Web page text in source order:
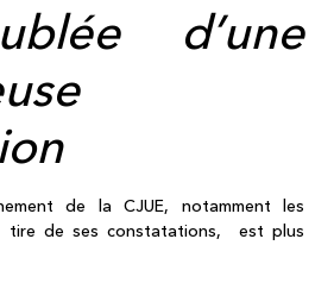
d’une
de la CJUE, notamment les
tire de ses constatations, est plus